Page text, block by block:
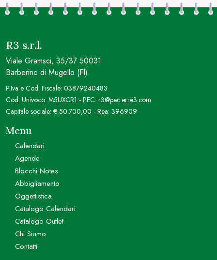
R3 s.r.l.
Viale Gramsci, 35/37 50031
Barberino di Mugello (FI)
P.Iva e Cod. Fiscale: 03879240483
Cod. Univoco: M5UXCR1 - PEC: r3@pec.erre3.com
Capitale sociale: € 50.700,00 - Rea: 396909
Menu
Calendari
Agende
Blocchi Notes
Abbigliamento
Oggettistica
Catalogo Calendari
Catalogo Outlet
Chi Siamo
Contatti